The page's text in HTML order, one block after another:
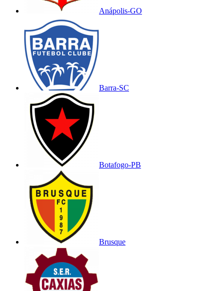
Anápolis-GO
Barra-SC
Botafogo-PB
Brusque